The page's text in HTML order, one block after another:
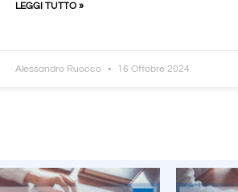
LEGGI TUTTO »
Alessandro Ruocco 16 Ottobre 2024